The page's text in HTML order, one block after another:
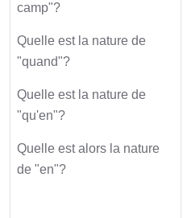
camp"?
Quelle est la nature de
"quand"?
Quelle est la nature de
"qu'en"?
Quelle est alors la nature
de "en"?